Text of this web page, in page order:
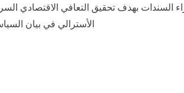
السندات بهدف تحقيق التعافي الاقتصادي
الأسترالي في بيان